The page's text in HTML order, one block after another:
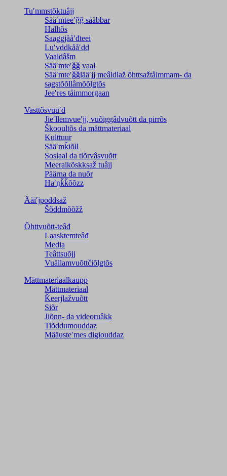
Tuʹmmstõktuâjj
Sääʹmteeʹǧǧ sååbbar
Halltõs
Saaǥǥjååʹđteei
Luʹvddkååʹdd
Vaaldâšm
Sääʹmteʹǧǧ vaal
Sääʹmteʹǧǧlääʹjj meâldlaž õhttsažtåimmam- da
saǥstõõllâmõõlǥtõs
Jeeʹres tåimmorgaan
Vasttõsvuuʹd
Jieʹllemvueʹjj, vuõiggâdvuõtt da pirrõs
Škooultõs da mättmateriaal
Kulttuur
Sääʹmǩiõll
Sosiaal da tiõrvâsvuõtt
Meeraikõskksaž tuâjj
Päärna da nuõr
Haʹŋǩǩõõzz
Ääiʹjpoddsaž
Šõddmõõžž
Õhttvuõtt-teâđ
Laasktemteâđ
Media
Teâttsuõjj
Vuällamvuõttčiõlǥtõs
Mättmateriaalkaupp
Mättmateriaal
Ǩeerjlažvuõtt
Siõr
Jiõnn- da videoruâkk
Tiõddumouddaz
Määusteʹmes digiouddaz